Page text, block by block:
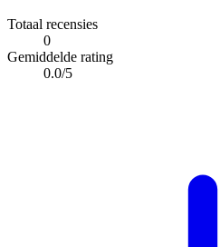
Totaal recensies
0
Gemiddelde rating
0.0/5